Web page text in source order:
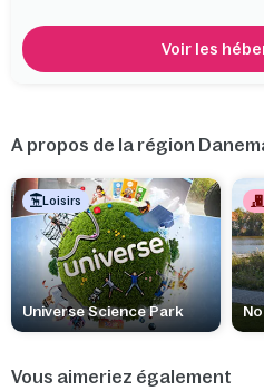
Voir les
A propos de la région
Loisirs
Universe Science Park
Vous aimeriez également